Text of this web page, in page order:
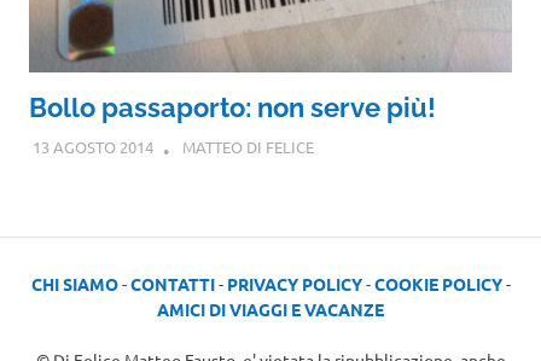
Bollo passaporto: non serve più!
13 AGOSTO 2014 MATTEO DI FELICE
CHI SIAMO-CONTATTI- PRIVACY POLICY-COOKIE POLICY-
AMICI DI VIAGGI E VACANZE